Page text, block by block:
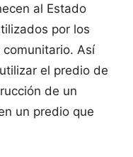
al Estado
por los
Así
el predio de
de un
un predio que